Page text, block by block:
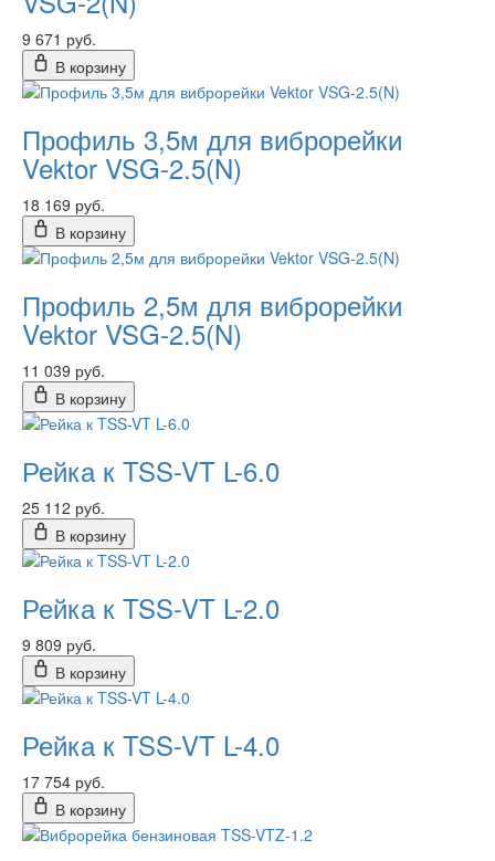
9 671 руб.
В корзину
Профиль 3,5м для виброрейки
Vektor VSG-2.5(N)
18 169 руб.
В корзину
Профиль 2,5м для виброрейки
Vektor VSG-2.5(N)
11 039 руб.
В корзину
Рейка к TSS-VT L-6.0
25 112 руб.
В корзину
Рейка к TSS-VT L-2.0
9 809 руб.
В корзину
Рейка к TSS-VT L-4.0
17 754 руб.
В корзину